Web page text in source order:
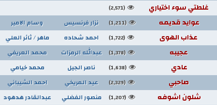
غلطتي سوء اختياري (2,571)
عوايد قديمه (1,211) نزار فرنسيس وسام الامير
عذاب الهوى (1,722) احمد شحاده ماهر / ثائر العلي
عجيبه (1,378) عبدالله الرمزات محمد العريفي
عادي (1,638) ناصر الجيل محمد خيامي
صاحبي (2,329) عيد المريخي احمد الشيباني
شلون اشوفه (1,207) منصور الفضلي عبدالقادر هدهود